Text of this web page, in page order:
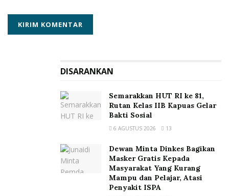
DISARANKAN
Semarakkan HUT RI ke 81,
Rutan Kelas IIB Kapuas Gelar
Bakti Sosial
6 AGUSTUS 2026 13
Dewan Minta Dinkes Bagikan
Masker Gratis Kepada
Masyarakat Yang Kurang
Mampu dan Pelajar, Atasi
Penyakit ISPA